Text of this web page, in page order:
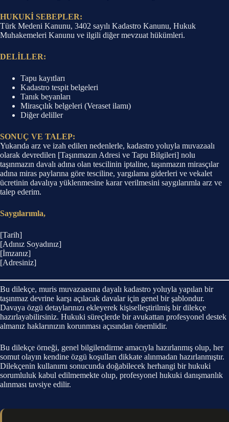
HUKUKİ SEBEPLER:
Türk Medeni Kanunu, 3402 sayılı Kadastro Kanunu, Hukuk
Muhakemeleri Kanunu ve ilgili diğer mevzuat hükümleri.
DELİLLER:
Tapu kayıtları
Kadastro tespit belgeleri
Tanık beyanları
Mirasçılık belgeleri (Veraset ilamı)
Diğer deliller
SONUÇ VE TALEP:
Yukarıda arz ve izah edilen nedenlerle, kadastro yoluyla muvazaalı
olarak devredilen [Taşınmazın Adresi ve Tapu Bilgileri] nolu
taşınmazın davalı adına olan tescilinin iptaline, taşınmazın mirasçılar
adına miras paylarına göre tesciline, yargılama giderleri ve vekalet
ücretinin davalıya yüklenmesine karar verilmesini saygılarımla arz ve
talep ederim.
Saygılarımla,
[Tarih]
[Adınız Soyadınız]
[İmzanız]
[Adresiniz]
Bu dilekçe, muris muvazaasına dayalı kadastro yoluyla yapılan bir
taşınmaz devrine karşı açılacak davalar için genel bir şablondur.
Davaya özgü detaylarınızı ekleyerek kişiselleştirilmiş bir dilekçe
hazırlayabilirsiniz. Hukuki süreçlerde bir avukattan profesyonel destek
almanız haklarınızın korunması açısından önemlidir.
Bu dilekçe örneği, genel bilgilendirme amacıyla hazırlanmış olup, her
somut olayın kendine özgü koşulları dikkate alınmadan hazırlanmıştır.
Dilekçenin kullanımı sonucunda doğabilecek herhangi bir hukuki
sorumluluk kabul edilmemekte olup, profesyonel hukuki danışmanlık
alınması tavsiye edilir.